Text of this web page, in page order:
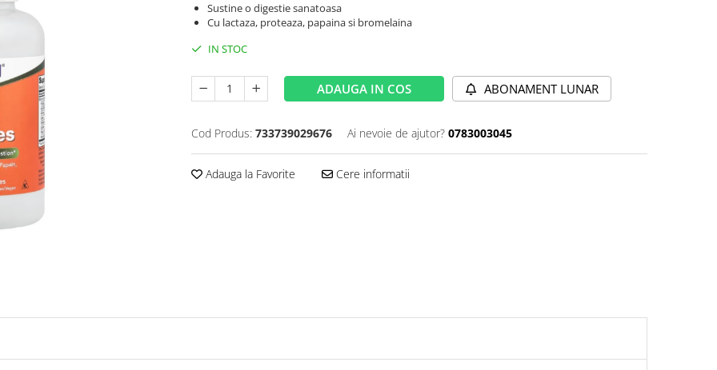
Sustine o digestie sanatoasa
Cu lactaza, proteaza, papaina si bromelaina
IN STOC
ADAUGA IN COS ABONAMENT LUNAR
Cod Produs: 733739029676 Ai nevoie de ajutor? 0783003045
Adauga la Favorite Cere informatii